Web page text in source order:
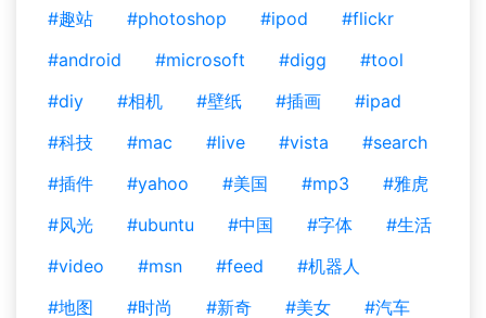
#趣站
#photoshop #ipod
#flickr
#android
#microsoft #digg
#tool
#diy
#相机 #壁纸 #插画
#ipad
#科技
#mac #live #vista
#search
#插件
#yahoo #美国 #mp3
#雅虎
#风光
#ubuntu #中国 #字体
#生活
#video
#msn #feed
#机器人
#地图
#时尚 #新奇 #美女
#汽车